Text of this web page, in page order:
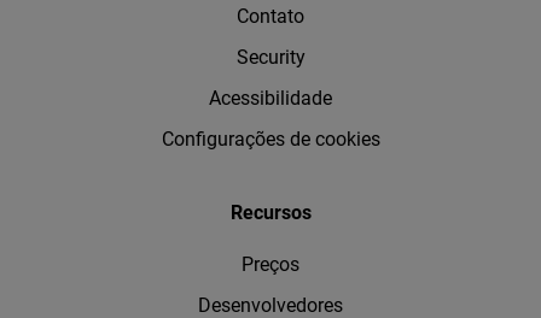
Contato
Security
Acessibilidade
Configurações de cookies
Recursos
Preços
Desenvolvedores